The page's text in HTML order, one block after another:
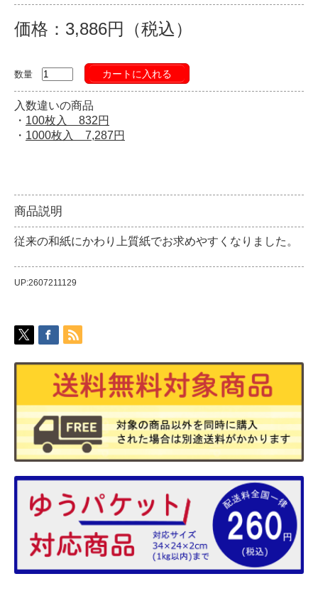
価格：3,886円（税込）
数量 カートに入れる
入数違いの商品
・ 100枚入 832円
・ 1000枚入 7,287円
商品説明
従来の和紙にかわり上質紙でお求めやすくなりました。
UP:2607211129